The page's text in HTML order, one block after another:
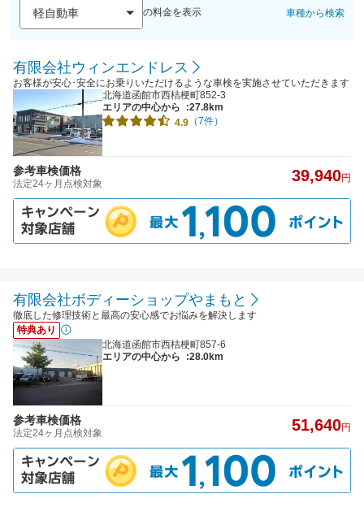
の料金を表示 車種から検索
有限会社ウィンエンドレス
お客様が安心･安全にお乗りいただけるような車検を実施させていただきます
北海道函館市西桔梗町852-3
エリアの中心から
:27.8km
4.9 （7件）
参考車検価格
法定24ヶ月点検対象 39,940円
有限会社ボディーショップやまもと
徹底した修理技術と最高の安心感でお悩みを解決します
特典あり
北海道函館市西桔梗町857-6
エリアの中心から
:28.0km
参考車検価格
法定24ヶ月点検対象 51,640円